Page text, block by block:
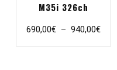
M35i 326ch
690,00€ – 940,00€Plage